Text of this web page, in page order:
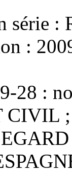
série :
:
28 :
CIVIL